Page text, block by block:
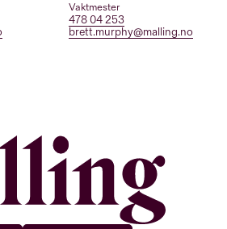
Vaktmester
478 04 253
brett.murphy@malling.no